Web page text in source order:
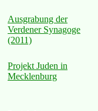
Ausgrabung der
Verdener Synagoge
(2011)
Projekt Juden in
Mecklenburg